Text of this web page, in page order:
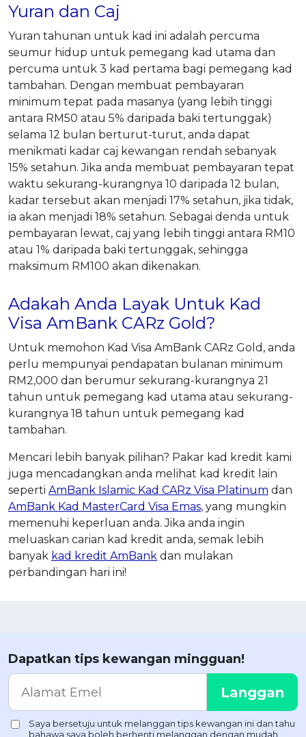
Yuran dan Caj
Yuran tahunan untuk kad ini adalah percuma
seumur hidup untuk pemegang kad utama dan
percuma untuk 3 kad pertama bagi pemegang kad
tambahan. Dengan membuat pembayaran
minimum tepat pada masanya (yang lebih tinggi
antara RM50 atau 5% daripada baki tertunggak)
selama 12 bulan berturut-turut, anda dapat
menikmati kadar caj kewangan rendah sebanyak
15% setahun. Jika anda membuat pembayaran tepat
waktu sekurang-kurangnya 10 daripada 12 bulan,
kadar tersebut akan menjadi 17% setahun, jika tidak,
ia akan menjadi 18% setahun. Sebagai denda untuk
pembayaran lewat, caj yang lebih tinggi antara RM10
atau 1% daripada baki tertunggak, sehingga
maksimum RM100 akan dikenakan.
Adakah Anda Layak Untuk Kad
Visa AmBank CARz Gold?
Untuk memohon Kad Visa AmBank CARz Gold, anda
perlu mempunyai pendapatan bulanan minimum
RM2,000 dan berumur sekurang-kurangnya 21
tahun untuk pemegang kad utama atau sekurang-
kurangnya 18 tahun untuk pemegang kad
tambahan.
Mencari lebih banyak pilihan? Pakar kad kredit kami
juga mencadangkan anda melihat kad kredit lain
seperti AmBank Islamic Kad CARz Visa Platinum dan
AmBank Kad MasterCard Visa Emas, yang mungkin
memenuhi keperluan anda. Jika anda ingin
meluaskan carian kad kredit anda, semak lebih
banyak kad kredit AmBank dan mulakan
perbandingan hari ini!
Dapatkan tips kewangan mingguan!